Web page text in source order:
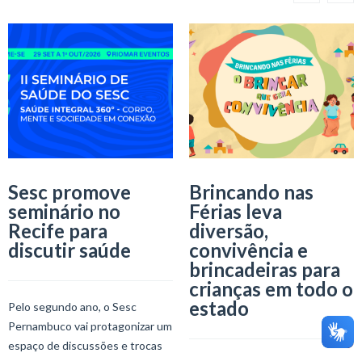
Sesc promove
seminário no
Recife para
discutir saúde
Pelo segundo ano, o Sesc
Pernambuco vai protagonizar um
espaço de discussões e trocas
Brincando nas
Férias leva
diversão,
convivência e
brincadeiras para
crianças em todo o
estado